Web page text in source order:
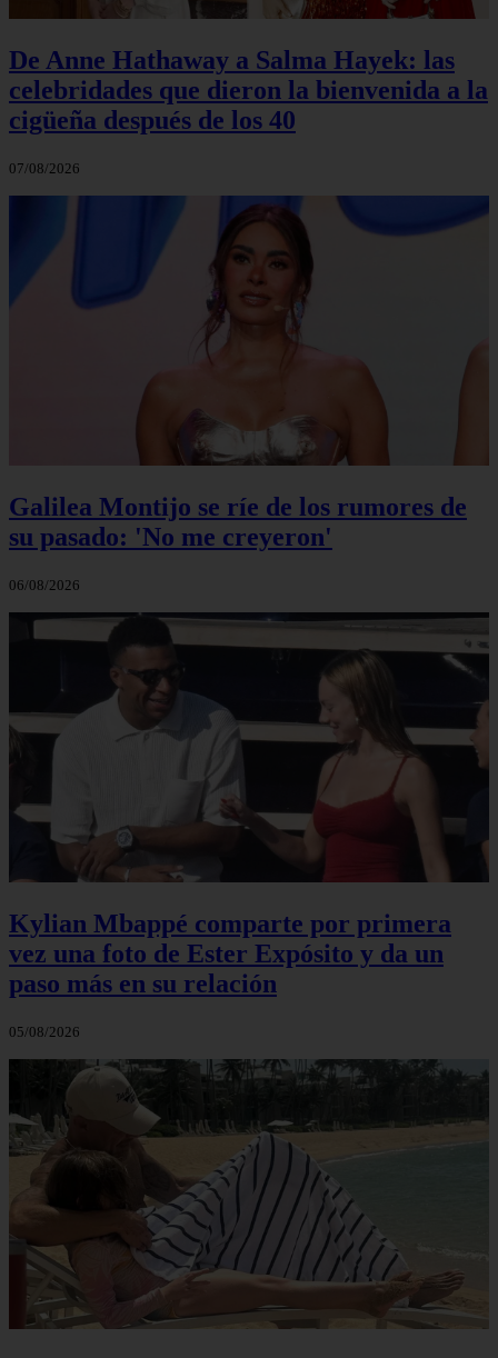
De Anne Hathaway a Salma Hayek: las
celebridades que dieron la bienvenida a la
cigüeña después de los 40
07/08/2026
Galilea Montijo se ríe de los rumores de
su pasado: 'No me creyeron'
06/08/2026
Kylian Mbappé comparte por primera
vez una foto de Ester Expósito y da un
paso más en su relación
05/08/2026